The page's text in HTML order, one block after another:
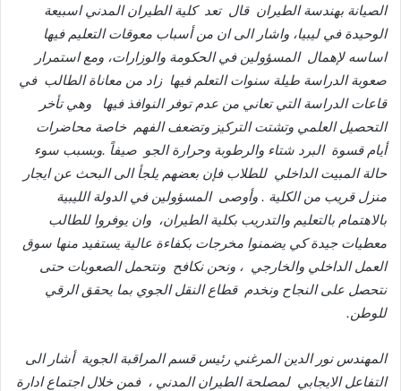
الصيانة بهندسة الطيران قال تعد كلية الطيران المدني اسبيعة
الوحيدة في ليبيا، واشار الى ان من أسباب معوقات التعليم فيها
اساسه لإهمال المسؤولين في الحكومة والوزارات، ومع استمرار
صعوبة الدراسة طيلة سنوات التعلم فيها زاد من معاناة الطالب في
قاعات الدراسة التي تعاني من عدم توفر النوافذ فيها وهي تأخر
التحصيل العلمي وتشتت التركيز وتضعف الفهم خاصة محاضرات
أيام قسوة البرد شتاء والرطوبة وحرارة الجو صيفاً .وبسبب سوء
حالة المبيت الداخلي للطلاب فإن بعضهم يلجأ الى البحث عن ايجار
منزل قريب من الكلية . وأوصى المسؤولين في الدولة الليبية
بالاهتمام بالتعليم والتدريب بكلية الطيران، وان يوفروا للطالب
معطيات جيدة كي يضمنوا مخرجات بكفاءة عالية يستفيد منها سوق
العمل الداخلي والخارجي ، ونحن نكافح ونتحمل الصعوبات حتى
نتحصل على النجاح ونخدم قطاع النقل الجوي بما يحقق الرقي
للوطن.
المهندس نور الدين المرغني رئيس قسم المراقبة الجوية أشار الى
التفاعل الايجابي لمصلحة الطيران المدني ، فمن خلال اجتماع ادارة